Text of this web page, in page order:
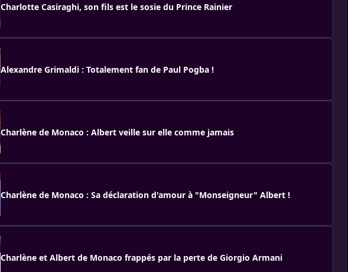
Charlotte Casiraghi, son fils est le sosie du Prince Rainier
Alexandre Grimaldi : Totalement fan de Paul Pogba !
Charlène de Monaco : Albert veille sur elle comme jamais
Charlène de Monaco : Sa déclaration d'amour à "Monseigneur" Albert !
Charlène et Albert de Monaco frappés par la perte de Giorgio Armani